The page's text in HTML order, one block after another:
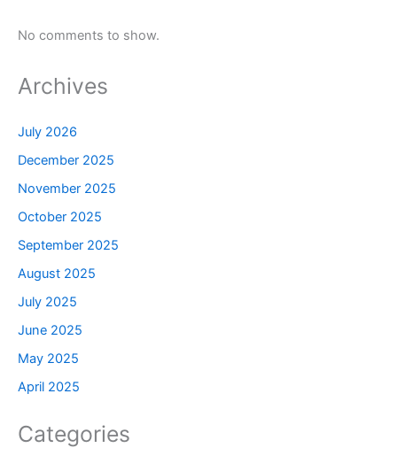
No comments to show.
Archives
July 2026
December 2025
November 2025
October 2025
September 2025
August 2025
July 2025
June 2025
May 2025
April 2025
Categories